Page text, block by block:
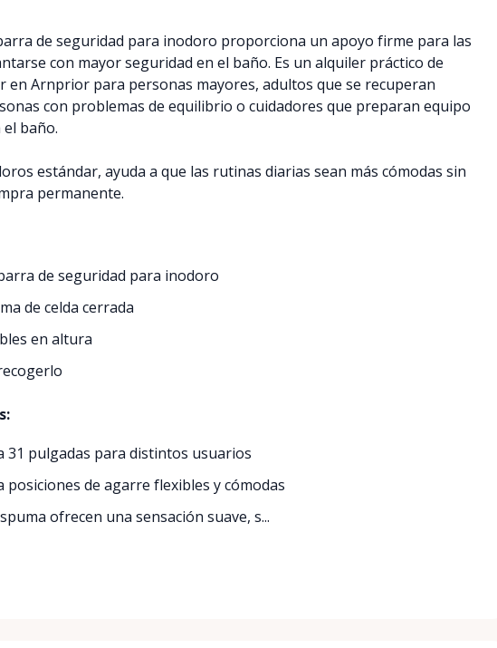
de seguridad para inodoro proporciona un apoyo firme para las
con mayor seguridad en el baño. Es un alquiler práctico de
en Arnprior para personas mayores, adultos que se recuperan
con problemas de equilibrio o cuidadores que preparan equipo
baño.
estándar, ayuda a que las rutinas diarias sean más cómodas sin
permanente.
de seguridad para inodoro
de celda cerrada
en altura
31 pulgadas para distintos usuarios
de agarre flexibles y cómodas
ofrecen una sensación suave, s...